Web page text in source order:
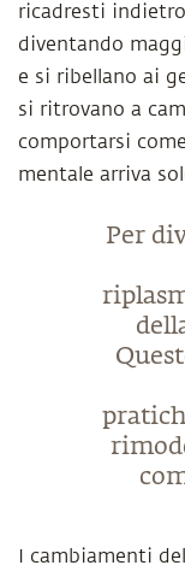
ricadresti
diventando
e si ribellano ai
si ritrovano a
comportarsi
mentale arriva
Per
I cambiamenti